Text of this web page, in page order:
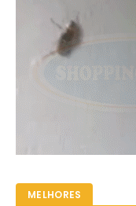
MELHORES